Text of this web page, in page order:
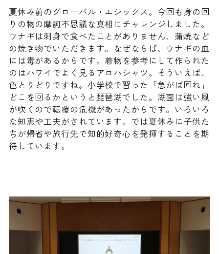
施設
アクセス
部活動
過去の入試結果
受験生向けイベント
よくある質問
過去入試問題
お知らせ
証明書等の申し込み
教育実習の申し込み
同窓会
夏休み前のグローバル・エシックス。今回も身の回
りの物の摩訶不思議な真相にチャレンジしました。
ウナギは刺身で食べたことがありません、蒲焼など
の焼き物でいただきます。なぜならば、ウナギの血
には毒があるからです。着物を参考にして作られた
のはハワイでよく見るアロハシャツ。そういえば、
色とりどりですね。小学校で習った「急がば回れ」
どこを回るかというと琵琶湖でした。湖面は強い風
が吹くので転覆の危機があったからです。いろいろ
な知恵や工夫がされています。では夏休みに子供た
ちが帰省や旅行先で知的好奇心を発揮することを期
待しています。